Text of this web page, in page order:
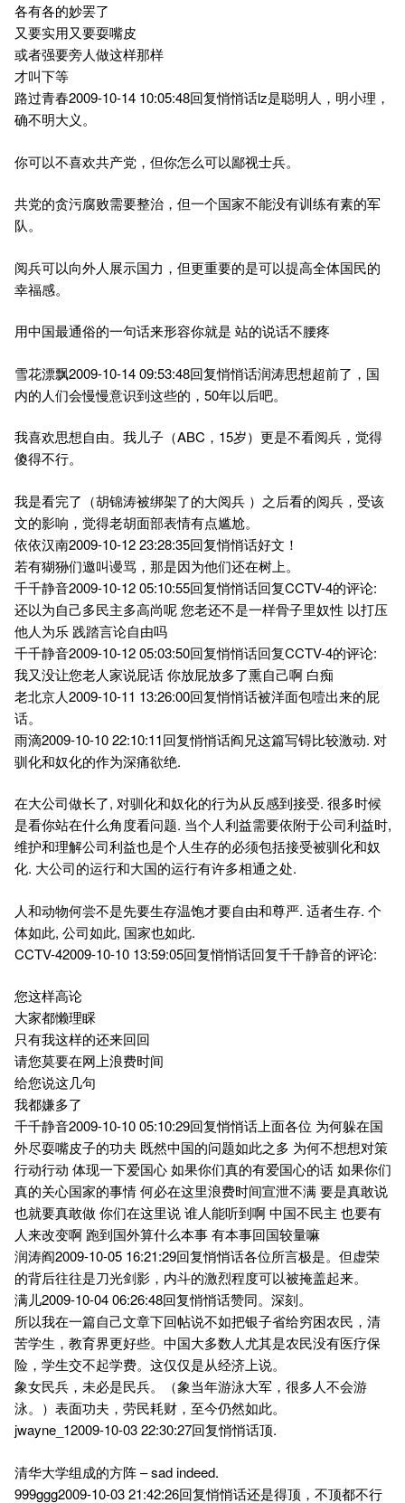
各有各的妙罢了
又要实用又要耍嘴皮
或者强要旁人做这样那样
才叫下等
路过青春2009-10-14 10:05:48回复悄悄话lz是聪明人，明小理，
确不明大义。
你可以不喜欢共产党，但你怎么可以鄙视士兵。
共党的贪污腐败需要整治，但一个国家不能没有训练有素的军
队。
阅兵可以向外人展示国力，但更重要的是可以提高全体国民的
幸福感。
用中国最通俗的一句话来形容你就是 站的说话不腰疼
雪花漂飘2009-10-14 09:53:48回复悄悄话润涛思想超前了，国
内的人们会慢慢意识到这些的，50年以后吧。
我喜欢思想自由。我儿子（ABC，15岁）更是不看阅兵，觉得
傻得不行。
我是看完了（胡锦涛被绑架了的大阅兵 ）之后看的阅兵，受该
文的影响，觉得老胡面部表情有点尴尬。
依依汉南2009-10-12 23:28:35回复悄悄话好文！
若有猢狲们邀叫谩骂，那是因为他们还在树上。
千千静音2009-10-12 05:10:55回复悄悄话回复CCTV-4的评论:
还以为自己多民主多高尚呢 您老还不是一样骨子里奴性 以打压
他人为乐 践踏言论自由吗
千千静音2009-10-12 05:03:50回复悄悄话回复CCTV-4的评论:
我又没让您老人家说屁话 你放屁放多了熏自己啊 白痴
老北京人2009-10-11 13:26:00回复悄悄话被洋面包噎出来的屁
话。
雨滴2009-10-10 22:10:11回复悄悄话阎兄这篇写锝比较激动. 对
驯化和奴化的作为深痛欲绝.
在大公司做长了, 对驯化和奴化的行为从反感到接受. 很多时候
是看你站在什么角度看问题. 当个人利益需要依附于公司利益时,
维护和理解公司利益也是个人生存的必须包括接受被驯化和奴
化. 大公司的运行和大国的运行有许多相通之处.
人和动物何尝不是先要生存温饱才要自由和尊严. 适者生存. 个
体如此, 公司如此, 国家也如此.
CCTV-42009-10-10 13:59:05回复悄悄话回复千千静音的评论:
您这样高论
大家都懒理睬
只有我这样的还来回回
请您莫要在网上浪费时间
给您说这几句
我都嫌多了
千千静音2009-10-10 05:10:29回复悄悄话上面各位 为何躲在国
外尽耍嘴皮子的功夫 既然中国的问题如此之多 为何不想想对策
行动行动 体现一下爱国心 如果你们真的有爱国心的话 如果你们
真的关心国家的事情 何必在这里浪费时间宣泄不满 要是真敢说
也就要真敢做 你们在这里说 谁人能听到啊 中国不民主 也要有
人来改变啊 跑到国外算什么本事 有本事回国较量嘛
润涛阎2009-10-05 16:21:29回复悄悄话各位所言极是。但虚荣
的背后往往是刀光剑影，内斗的激烈程度可以被掩盖起来。
满儿2009-10-04 06:26:48回复悄悄话赞同。深刻。
所以我在一篇自己文章下回帖说不如把银子省给穷困农民，清
苦学生，教育界更好些。中国大多数人尤其是农民没有医疗保
险，学生交不起学费。这仅仅是从经济上说。
象女民兵，未必是民兵。（象当年游泳大军，很多人不会游
泳。）表面功夫，劳民耗财，至今仍然如此。
jwayne_12009-10-03 22:30:27回复悄悄话顶.
清华大学组成的方阵 – sad indeed.
999ggg2009-10-03 21:42:26回复悄悄话还是得顶，不顶都不行